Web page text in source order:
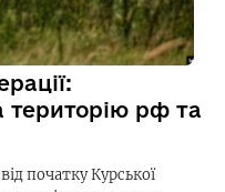
територію рф та
початку Курської